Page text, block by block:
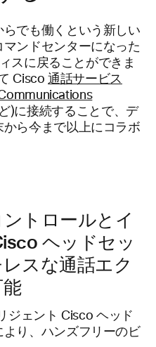
でも働くという新しい
ンドセンターになった
スに戻ることができま
Cisco通話サービス
)に接続することで、デ
ら今まで以上にコラボ
トロールとイ
ヘッドセッ
スな通話エク